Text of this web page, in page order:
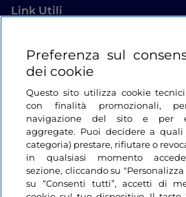
Link Utili
Login
Restiamo in contatto
Preferenza sul
dei cookie
Questo sito utilizza cookie
con finalità promozionali,
navigazione del sito e per
aggregate. Puoi decidere a
categoria) prestare, rifiutare o
in qualsiasi momento
sezione, cliccando su
su “Consenti tutti”, accetti di